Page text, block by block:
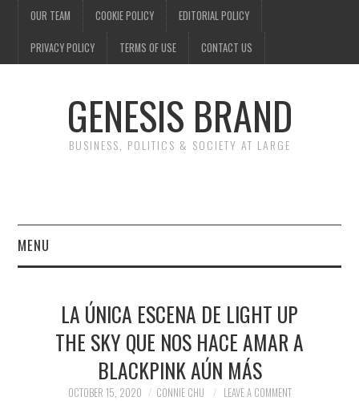
OUR TEAM COOKIE POLICY EDITORIAL POLICY
PRIVACY POLICY TERMS OF USE CONTACT US
GENESIS BRAND
BUSINESS, POLITICS & SOCIETY AT LARGE
MENU
FINANCELA ÚNICA ESCENA DE LIGHT UP
THE SKY QUE NOS HACE AMAR A
BLACKPINK AÚN MÁS
OCTOBER 15, 2020 CONNIE CHU LEAVE A COMMENT